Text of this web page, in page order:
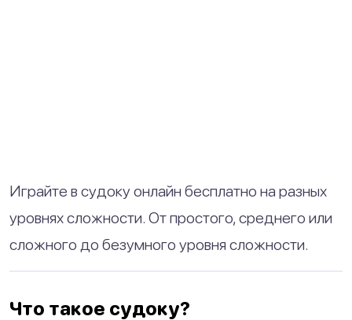
Играйте в судоку онлайн бесплатно на разных
уровнях сложности. От простого, среднего или
сложного до безумного уровня сложности.
Что такое судоку?